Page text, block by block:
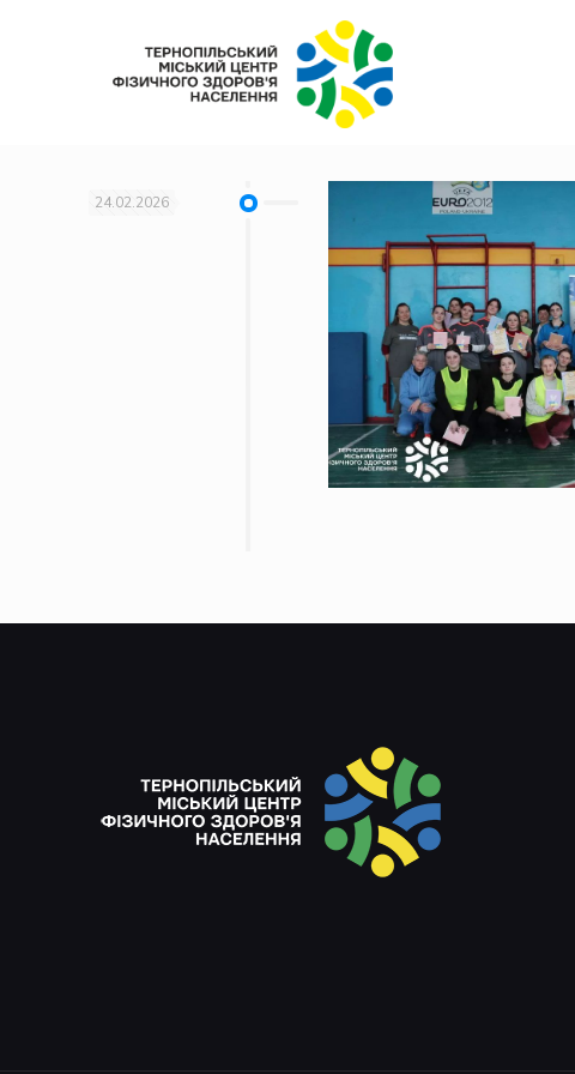
24.02.2026